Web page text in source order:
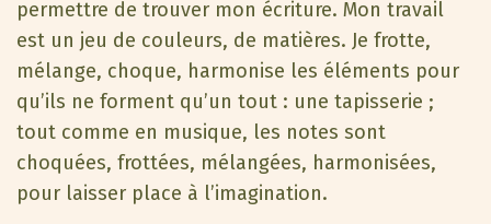
permettre de trouver mon écriture. Mon travail
est un jeu de couleurs, de matières. Je frotte,
mélange, choque, harmonise les éléments pour
qu’ils ne forment qu’un tout : une tapisserie ;
tout comme en musique, les notes sont
choquées, frottées, mélangées, harmonisées,
pour laisser place à l’imagination.